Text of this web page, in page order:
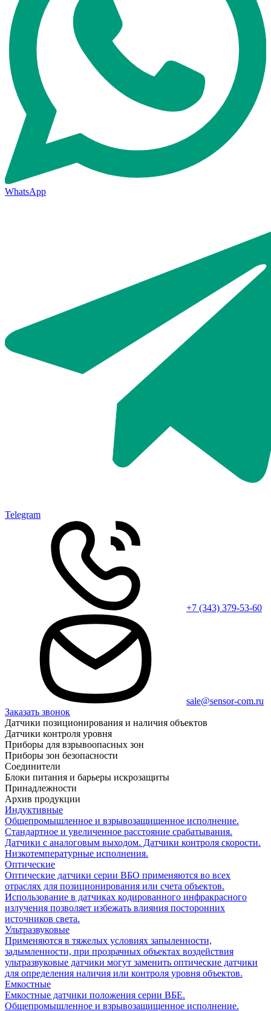
WhatsApp
Telegram
+7 (343) 379-53-60
sale@sensor-com.ru
Заказать звонок
Датчики позиционирования и наличия объектов
Датчики контроля уровня
Приборы для взрывоопасных зон
Приборы зон безопасности
Соединители
Блоки питания и барьеры искрозащиты
Принадлежности
Архив продукции
Индуктивные
Общепромышленное и взрывозащищенное исполнение.
Стандартное и увеличенное расстояние срабатывания.
Датчики с аналоговым выходом. Датчики контроля скорости.
Низкотемпературные исполнения.
Оптические
Оптические датчики серии ВБО применяются во всех
отраслях для позиционирования или счета объектов.
Использование в датчиках кодированного инфракрасного
излучения позволяет избежать влияния посторонних
источников света.
Ультразвуковые
Применяются в тяжелых условиях запыленности,
задымленности, при прозрачных объектах воздействия
ультразвуковые датчики могут заменить оптические датчики
для определения наличия или контроля уровня объектов.
Емкостные
Емкостные датчики положения серии ВБЕ.
Общепромышленное и взрывозащищенное исполнение.